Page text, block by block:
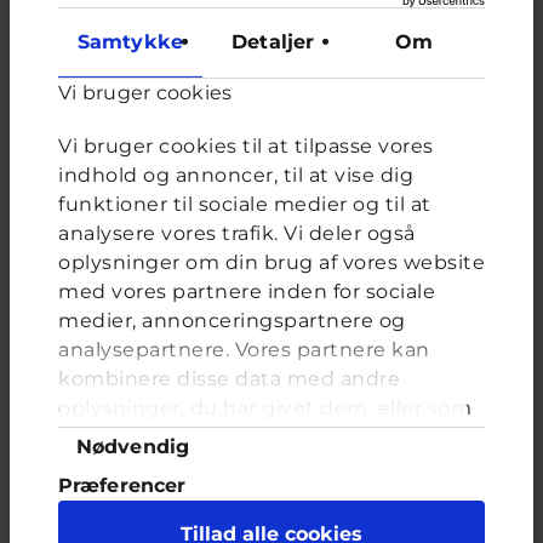
Samtykke Detaljer Om
Vi bruger cookies
Vi bruger cookies til at tilpasse vores
indhold og annoncer, til at vise dig
funktioner til sociale medier og til at
analysere vores trafik. Vi deler også
oplysninger om din brug af vores website
med vores partnere inden for sociale
medier, annonceringspartnere og
analysepartnere. Vores partnere kan
kombinere disse data med andre
oplysninger, du har givet dem, eller som
de har indsamlet fra din brug af deres
tjenester. Du samtykker til vores cookies,
hvis du fortsætter med at anvende vores
hjemmeside.
Samtykkevalg
Nødvendig
Præferencer
Tillad alle cookies
Du kan stadig læse tidligere spørgsmål og svar.
Afstemning
Har du et fritidsjob?
Valgmuligheder
Ja
Nej, men ville gerne have et
Er ikke gammel nok til at have et fritidsjob endnu
FORRIGE